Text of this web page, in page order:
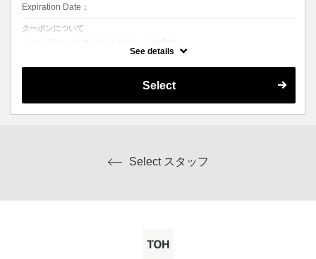
Expiration Date：
クーポンについて
スタイリングの内容によってはお値段前後します。
See details
Select
Select スタッフ